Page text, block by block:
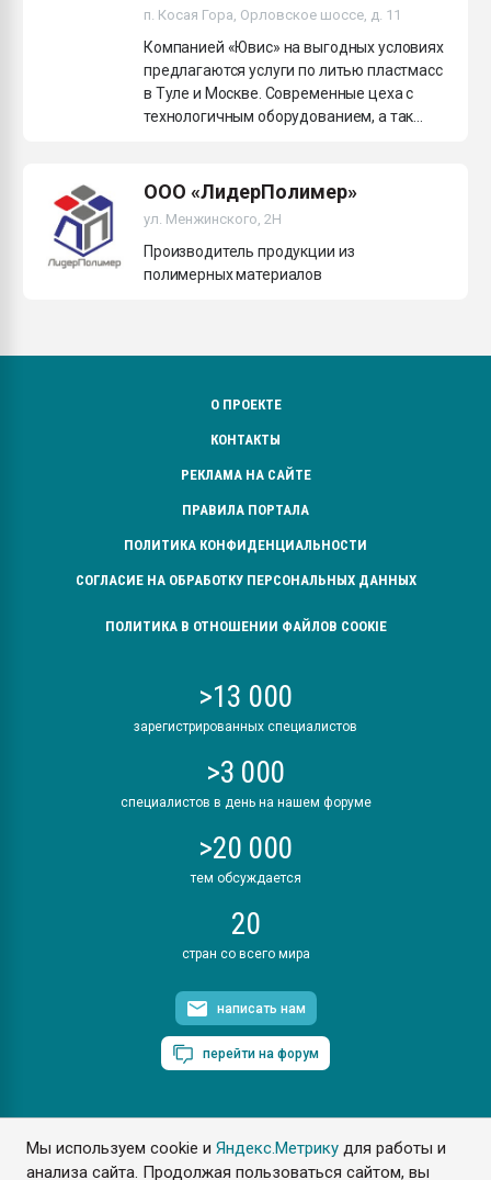
Мы используем cookie иЯндекс.Метрику для работы и
анализа сайта. Продолжая пользоваться сайтом, вы
п. Косая Гора, Орловское шоссе, д. 11
Компанией «Ювис» на выгодных условиях
предлагаются услуги по литью пластмасс
в Туле и Москве. Современные цеха с
технологичным оборудованием, а так...
ООО «ЛидерПолимер»
ул. Менжинского, 2Н
Производитель продукции из
полимерных материалов
О ПРОЕКТЕ
КОНТАКТЫ
РЕКЛАМА НА САЙТЕ
ПРАВИЛА ПОРТАЛА
ПОЛИТИКА КОНФИДЕНЦИАЛЬНОСТИ
СОГЛАСИЕ НА ОБРАБОТКУ ПЕРСОНАЛЬНЫХ ДАННЫХ
ПОЛИТИКА В ОТНОШЕНИИ ФАЙЛОВ COOKIE
>13 000
зарегистрированных специалистов
>3 000
специалистов в день на нашем форуме
>20 000
тем обсуждается
20
стран со всего мира
написать нам
перейти на форум
ПластЭксперт © 2006. Все права защищены
Разрешается копирование материалов сайта с обязательной